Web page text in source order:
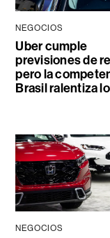
NEGOCIOS
Uber cumple
previsiones de
pero la
Brasil ralentiza
NEGOCIOS